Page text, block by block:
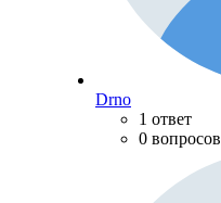
Drno
1 ответ
0 вопросов